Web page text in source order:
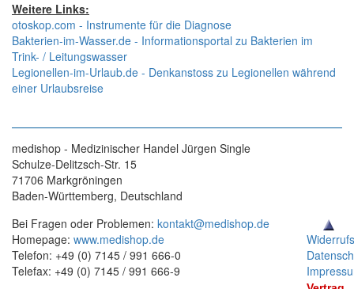
Weitere Links:
otoskop.com - Instrumente für die Diagnose
Bakterien-im-Wasser.de - Informationsportal zu Bakterien im
Trink- / Leitungswasser
Legionellen-im-Urlaub.de - Denkanstoss zu Legionellen während
einer Urlaubsreise
medishop - Medizinischer Handel Jürgen Single
Schulze-Delitzsch-Str. 15
71706 Markgröningen
Baden-Württemberg, Deutschland
Bei Fragen oder Problemen: kontakt@medishop.de
Homepage: www.medishop.de
Telefon: +49 (0) 7145 / 991 666-0
Telefax: +49 (0) 7145 / 991 666-9